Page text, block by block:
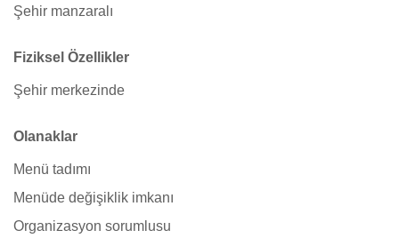
Şehir manzaralı
Fiziksel Özellikler
Şehir merkezinde
Olanaklar
Menü tadımı
Menüde değişiklik imkanı
Organizasyon sorumlusu